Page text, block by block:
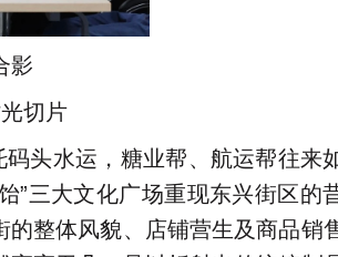
影
切片
头水运，糖业帮、航运帮往来
”三大文化广场重现东兴街区的
整体风貌、店铺营生及商品销